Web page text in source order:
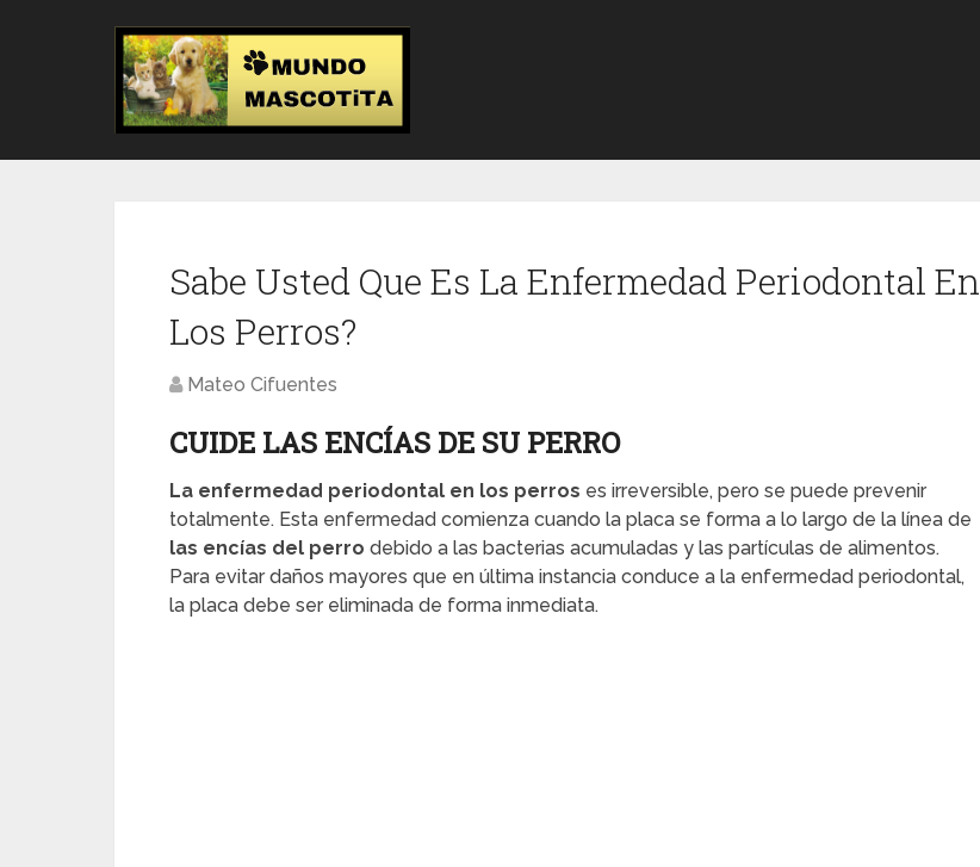
Sabe Usted Que Es La Enfermedad Periodontal En
Los Perros?
Mateo Cifuentes
CUIDE LAS ENCÍAS DE SU PERRO
La enfermedad periodontal en los perros es irreversible, pero se puede prevenir
totalmente. Esta enfermedad comienza cuando la placa se forma a lo largo de la línea de
las encías del perro debido a las bacterias acumuladas y las partículas de alimentos.
Para evitar daños mayores que en última instancia conduce a la enfermedad periodontal,
la placa debe ser eliminada de forma inmediata.